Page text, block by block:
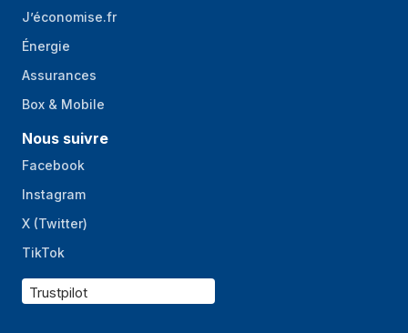
J’économise.fr
Énergie
Assurances
Box & Mobile
Nous suivre
Facebook
Instagram
X (Twitter)
TikTok
Trustpilot